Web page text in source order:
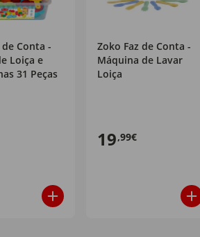
Conta -
Loiça e
31 Peças
Zoko Faz de Conta -
Máquina de Lavar
Loiça
19,99€